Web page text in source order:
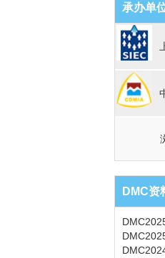
承办单
DMC资